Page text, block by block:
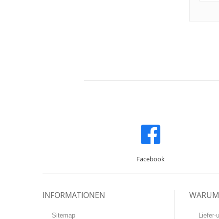
Facebook
INFORMATIONEN
Sitemap Liefer-